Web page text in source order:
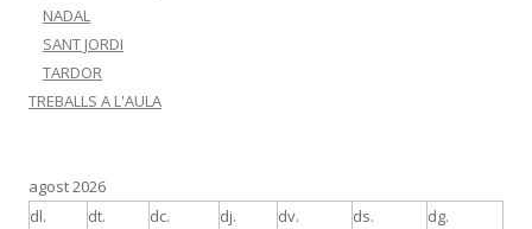
NADAL
SANT JORDI
TARDOR
TREBALLS A L'AULA
agost 2026
dl.
dt. dc. dj. dv. ds. dg.